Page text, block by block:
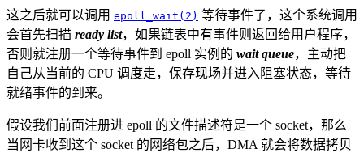
这之后就可以调用 epoll_wait(2) 等待事件了，这个系统调用
会首先扫描 ready list，如果链表中有事件则返回给用户程序，
否则就注册一个等待事件到 epoll 实例的 wait queue，主动把
自己从当前的 CPU 调度走，保存现场并进入阻塞状态，等待
就绪事件的到来。
假设我们前面注册进 epoll 的文件描述符是一个 socket，那么
当网卡收到这个 socket 的网络包之后，DMA 就会将数据拷贝